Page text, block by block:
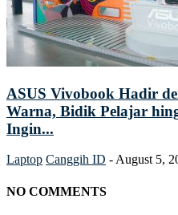
ASUS Vivobook Hadir
Warna, Bidik Pelajar
Ingin...
Laptop Canggih ID -August 5,
NO COMMENTS